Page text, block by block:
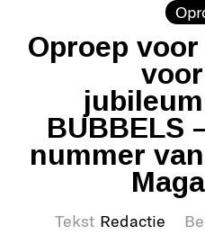
Oproep
BUBBELS
nummer
Tekst Redactie